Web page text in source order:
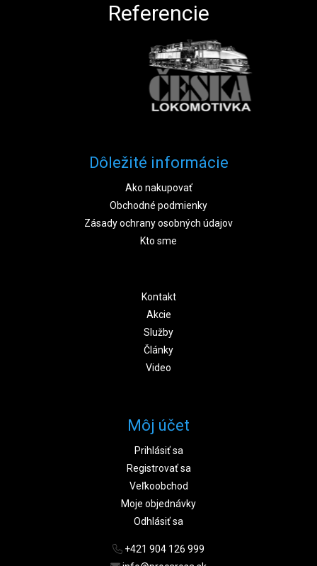
Referencie
Dôležité informácie
Ako nakupovať
Obchodné podmienky
Zásady ochrany osobných údajov
Kto sme
Kontakt
Akcie
Služby
Články
Video
Môj účet
Prihlásiť sa
Registrovať sa
Veľkoobchod
Moje objednávky
Odhlásiť sa
+421 904 126 999